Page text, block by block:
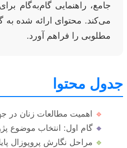
جامع، راهنمایی گام‌به‌گام
می‌کند. محتوای ارائه شده به
مطلوبی را فراهم آورد.
جدول محتوا
🔹
اهمیت مطالعات زنان در
🔸 گام اول: انتخاب موضوع
🔹 مراحل نگارش پروپوزال